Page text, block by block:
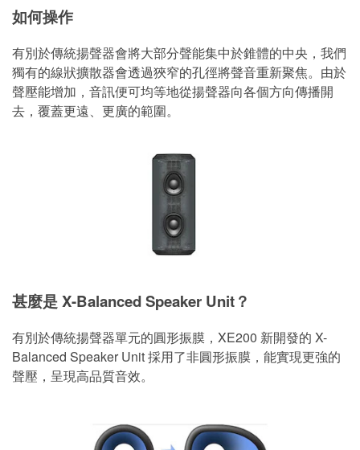
如何操作
有別於傳統揚聲器會將大部分聲能集中於錐體的中央，我們
獨有的線狀擴散器會透過狹窄的孔徑將聲音重新聚焦。由於
聲壓能增加，音訊便可均等地從揚聲器向各個方向傳播開
去，覆蓋更遠、更廣的範圍。
甚麼是 X-Balanced Speaker Unit？
有別於傳統揚聲器單元的圓形振膜，XE200 新開發的 X-
Balanced Speaker Unit 採用了非圓形振膜，能實現更強的
聲壓，呈現高品質音效。